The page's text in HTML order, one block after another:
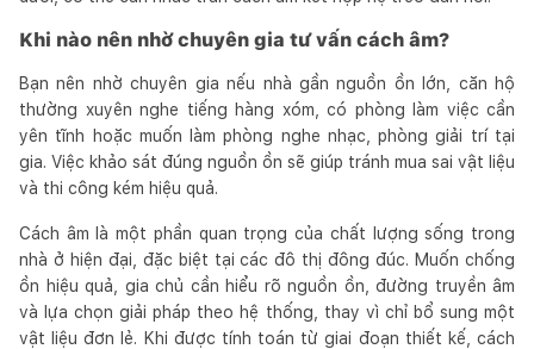
Khi nào nên nhờ chuyên gia tư vấn cách âm?
Bạn nên nhờ chuyên gia nếu nhà gần nguồn ồn lớn, căn hộ
thường xuyên nghe tiếng hàng xóm, có phòng làm việc cần
yên tĩnh hoặc muốn làm phòng nghe nhạc, phòng giải trí tại
gia. Việc khảo sát đúng nguồn ồn sẽ giúp tránh mua sai vật liệu
và thi công kém hiệu quả.
Cách âm là một phần quan trọng của chất lượng sống trong
nhà ở hiện đại, đặc biệt tại các đô thị đông đúc. Muốn chống
ồn hiệu quả, gia chủ cần hiểu rõ nguồn ồn, đường truyền âm
và lựa chọn giải pháp theo hệ thống, thay vì chỉ bổ sung một
vật liệu đơn lẻ. Khi được tính toán từ giai đoạn thiết kế, cách